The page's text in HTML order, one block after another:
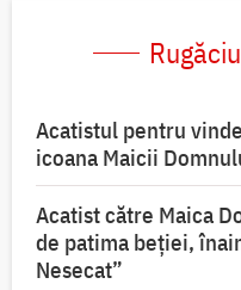
Acatistul pentru
icoana Maicii
Acatist către Maica
de patima beției,
Nesecat”